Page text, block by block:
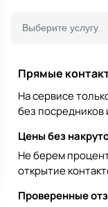
Выберите услугу
Прямые
На сервисе
без посредников
Цены без
Не берем
открытие
Проверенные